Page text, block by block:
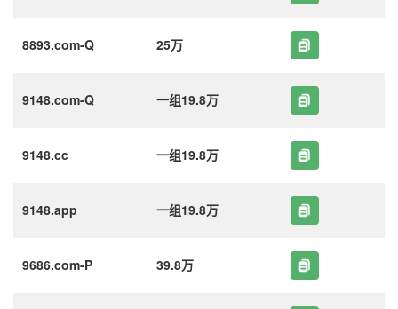
8893.com-Q 25万
9148.com-Q 一组19.8万
9148.cc 一组19.8万
9148.app 一组19.8万
9686.com-P 39.8万